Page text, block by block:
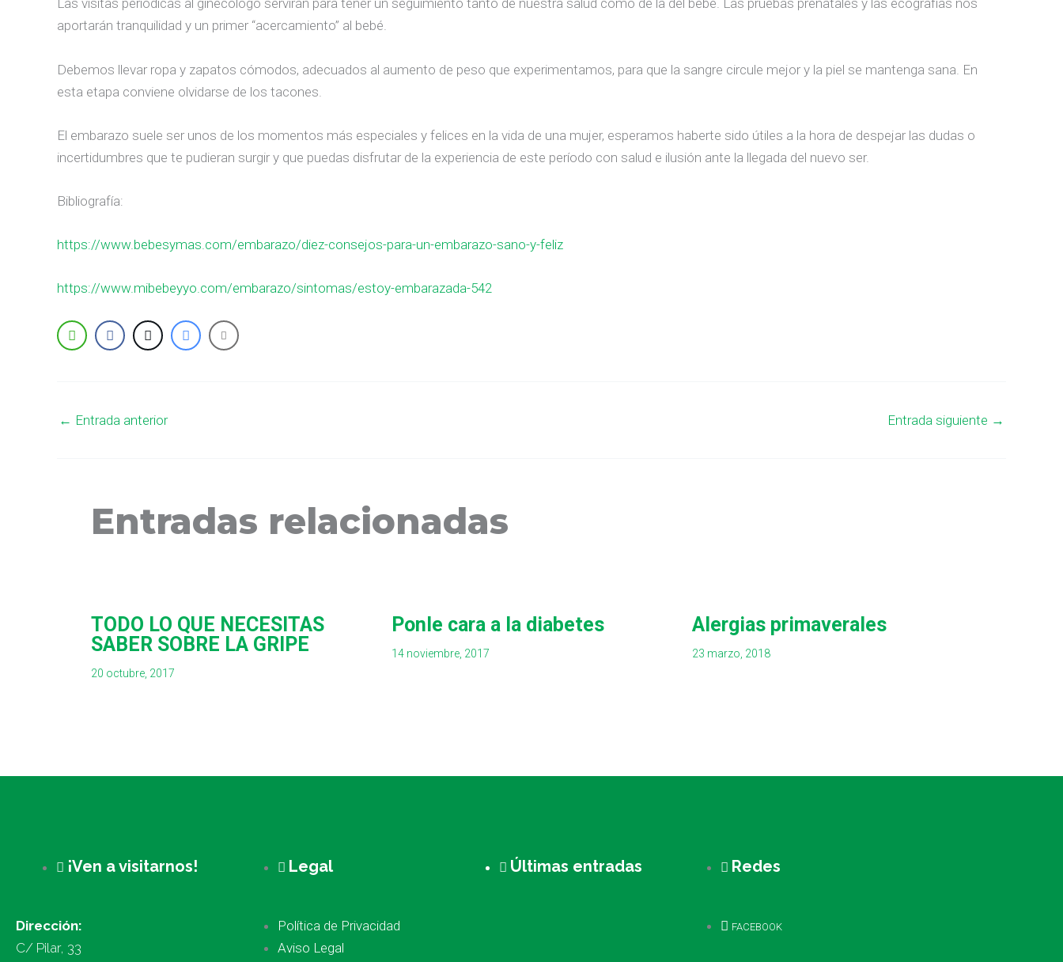
Las visitas periódicas al ginecólogo servirán para tener un seguimiento tanto de nuestra salud como de la del bebé. Las pruebas prenatales y las ecografías nos
aportarán tranquilidad y un primer “acercamiento” al bebé.
Debemos llevar ropa y zapatos cómodos, adecuados al aumento de peso que experimentamos, para que la sangre circule mejor y la piel se mantenga sana. En
esta etapa conviene olvidarse de los tacones.
El embarazo suele ser unos de los momentos más especiales y felices en la vida de una mujer, esperamos haberte sido útiles a la hora de despejar las dudas o
incertidumbres que te pudieran surgir y que puedas disfrutar de la experiencia de este período con salud e ilusión ante la llegada del nuevo ser.
Bibliografía:
https://www.bebesymas.com/embarazo/diez-consejos-para-un-embarazo-sano-y-feliz
https://www.mibebeyyo.com/embarazo/sintomas/estoy-embarazada-542
← Entrada anterior Entrada siguiente →
Entradas relacionadas
TODO LO QUE NECESITAS
SABER SOBRE LA GRIPE
20 octubre, 2017
Ponle cara a la diabetes
14 noviembre, 2017
Alergias primaverales
23 marzo, 2018
¡Ven a visitarnos!
Dirección:
C/ Pilar, 33
Legal
Política de Privacidad
Aviso Legal
Últimas entradas Redes
FACEBOOK